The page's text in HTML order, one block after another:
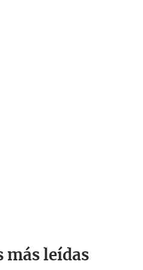
más leídas